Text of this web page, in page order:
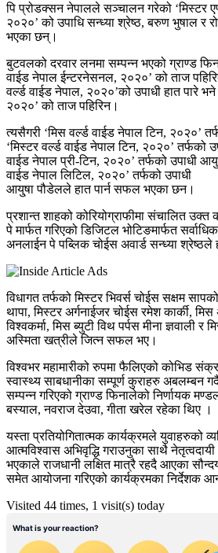
पि प्रोडक्सन नेपालले सञ्चालन गरेको ‘मिस्टर
२०२०’ को उपाधि सन्ध्या श्रेष्ठ, बरुण भुषाल र
भएका छन्।
बुटवलको दरवार लनमा सम्पन्न भएको ग्राण्ड
वाईड नेपाल ईन्टरनेसनल, २०२०’ को ताज
वर्ल्ड वाईड नेपाल, २०२०’को उपाधी हात पारे
२०२०’ को ताज पहिरिन।
त्यसैगरी ‘मिस वर्ल्ड वाईड नेपाल टिन, २०२०’
‘मिस्टर वर्ल्ड वाईड नेपाल टिन, २०२०’ तर्फको
वाईड नेपाल प्री-टिन, २०२०’ तर्फको उपाधी
वाईड नेपाल लिटिल, २०२०’ तर्फको उपाधी
आयु्षा पौडेलले हात पार्न सफल भएका छन।
प्रशान्त शाहको कोरियोग्राफीमा संचालित उक्त
पे मार्फत गरिएको डिजिटल भोटिङमार्फत
अनलाईन पे पब्लिक चोईस अवार्ड सन्ध्या श्रेष्ठले
विधागत तर्फको मिस्टर भिवर्स चोईस सक्षम
थापा, मिस्टर अर्गनाईजर चोईस रमेश कार्की,
विश्वकर्मा, मिस ब्युटी विथ पर्पस मीना ज्ञवाली र
अस्मिता खत्रीले जित्न सफल भए।
विश्वभर महामारीको रुपमा फैलिएको कोभिड
स्वास्थ्य साबधानीका सम्पूर्ण कुराहरु अबलम्बन
सम्पन्न गरिएको ग्राण्ड फिनालेको निर्णायक
बस्याल, नवराज देउवा, गीता खरेल रहेका थिए ।
यस्ता प्रतियोगितात्मक कार्यक्रमले युवाहरुको
आत्मविश्वास अभिवृद्धि गराउनुका साथै
भएकाले राजधानी लक्षित मात्रै रहदै आएका
समेत आयोजना गरिएको कार्यक्रमका निर्देशक
Visited 44 times, 1 visit(s) today